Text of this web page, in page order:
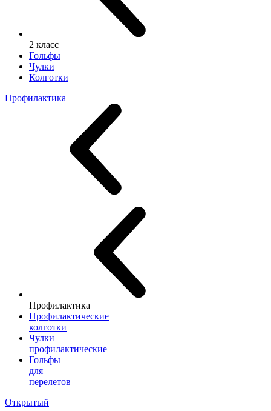
2 класс
Гольфы
Чулки
Колготки
Профилактика
Профилактика
Профилактические
колготки
Чулки
профилактические
Гольфы
для
перелетов
Открытый